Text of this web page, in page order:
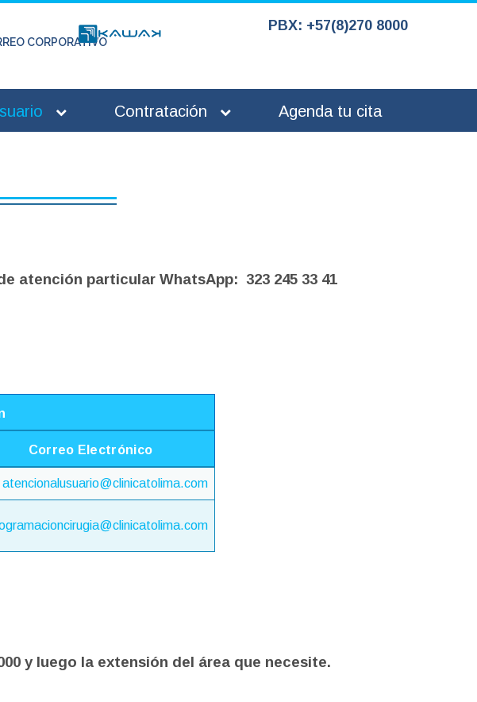
CORPORATIVO
PBX: +57(8)270 8000
Contratación Agenda tu cita
atención particular WhatsApp: 323 245 33 41
Correo Electrónico
atencionalusuario@clinicatolima.com
y luego la extensión del área que necesite.